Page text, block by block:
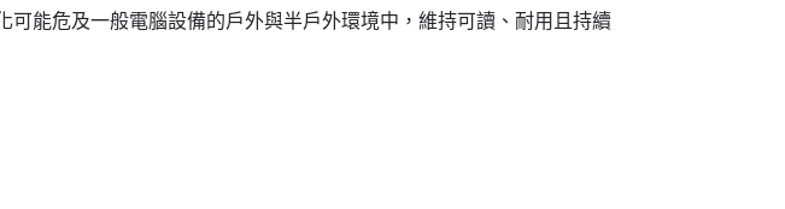
能危及一般電腦設備的戶外與半戶外環境中，維持可讀、耐用且持續